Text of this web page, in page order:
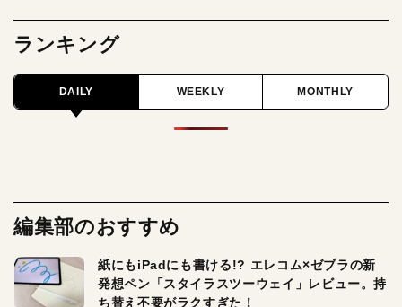
ランキング
DAILY WEEKLY MONTHLY
編集部のおすすめ
紙にもiPadにも書ける!? エレコム×ゼブラの新
発想ペン「スタイラスツーウェイ」レビュー。持
ち替え不要がラクすぎた！